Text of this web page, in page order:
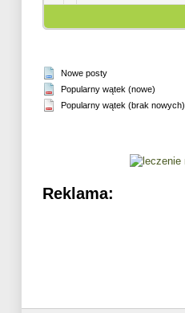
Nowe posty
Popularny wątek (nowe)
Popularny wątek (brak nowych)
Reklama: